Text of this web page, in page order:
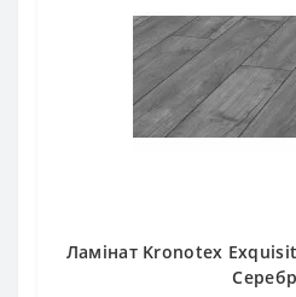
Ламінат Kronotex Exquisit